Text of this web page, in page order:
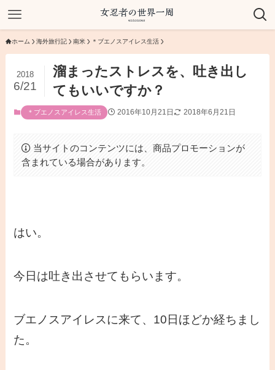
ホーム 海外旅行記 南米 ＊ブエノスアイレス生活
溜まったストレスを、吐き出し
てもいいですか？
2018
6/21
＊ブエノスアイレス生活 2016年10月21日 2018年6月21日
当サイトのコンテンツには、商品プロモーションが
含まれている場合があります。
はい。
今日は吐き出させてもらいます。
ブエノスアイレスに来て、10日ほどか経ちまし
た。